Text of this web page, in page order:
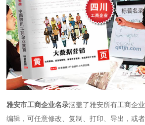
雅安市工商企业名录涵盖了雅安所有工商企
编辑，可任意修改、复制、打印、导出，或